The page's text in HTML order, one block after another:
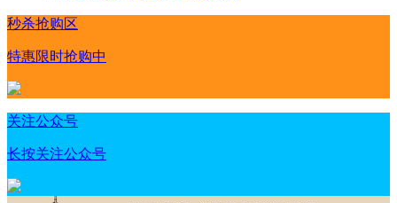
秒杀抢购区
特惠限时抢购中
关注公众号
长按关注公众号